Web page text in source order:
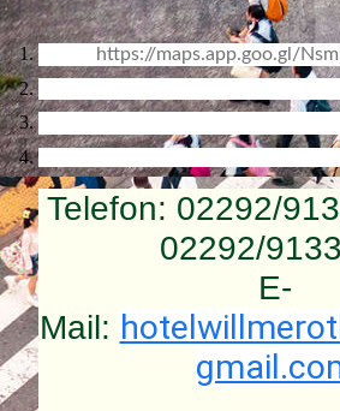
https://maps.app.goo.gl/
Telefon: 02292/
02292/
E-
Mail: